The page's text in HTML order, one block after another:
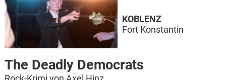
The Deadly Democrats
KOBLENZ
Fort Konstantin